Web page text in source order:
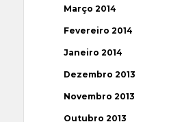
Março 2014
Fevereiro 2014
Janeiro 2014
Dezembro 2013
Novembro 2013
Outubro 2013